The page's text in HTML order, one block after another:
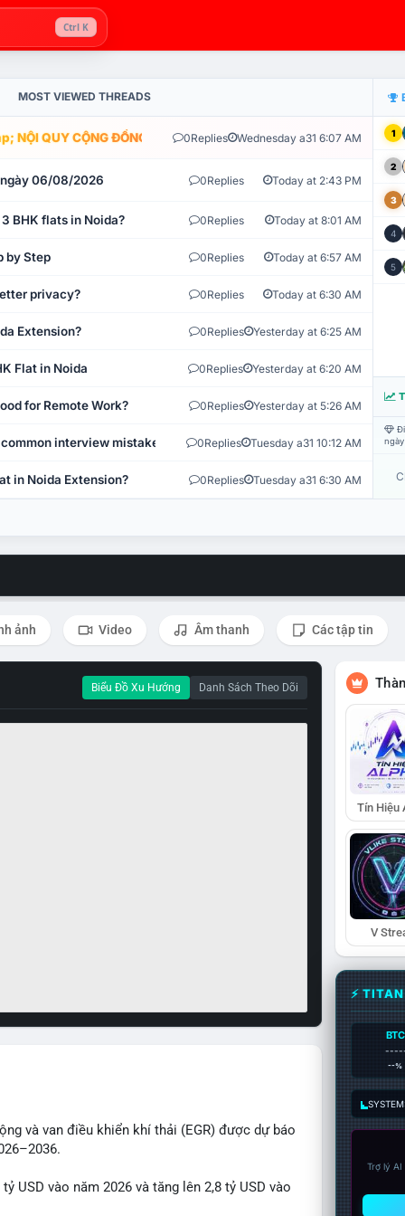
Ctrl K
MOST VIEWED THREADS
NỘI QUY CỘNG ĐỒNG VLIKE.VN: HỆ THỐNG GIÁM SÁT TỰ
0Replies Wednesday a31 6:07 AM
ngày 06/08/2026 0Replies Today at 2:43 PM
BHK flats in Noida? 0Replies Today at 8:01 AM
by Step 0Replies Today at 6:57 AM
privacy? 0Replies Today at 6:30 AM
Extension? 0Replies Yesterday at 6:25 AM
Flat in Noida 0Replies Yesterday at 6:20 AM
for Remote Work? 0Replies Yesterday at 5:26 AM
interview mistakes? 0Replies Tuesday a31 10:12 AM
in Noida Extension? 0Replies Tuesday a31 6:30 AM
1
2
3
4
5
ảnh Video Âm thanh Các tập tin
Biểu Đồ Xu Hướng Danh Sách Theo Dõi
và van điều khiển khí thải (EGR) được dự báo
USD vào năm 2026 và tăng lên 2,8 tỷ USD vào
Tín Hiệu
V
⚡
BTC
--%
Trợ lý